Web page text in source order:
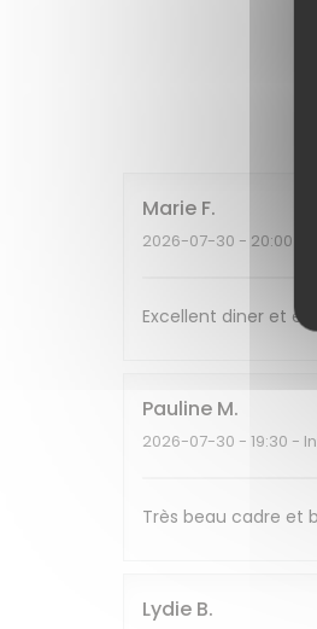
Marie F
2026-07-30 - 20:00 -
Excellent diner et
Pauline M
2026-07-30 - 19:30 -
Très beau cadre et
Lydie B